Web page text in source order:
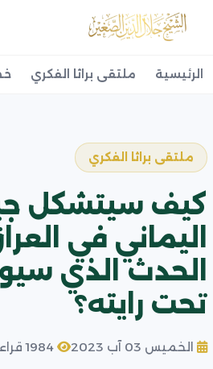
الرئيسية ملتقى براثا الفكري
ملتقى براثا الفكري
كيف سيتشكل
اليماني في
الحدث الذي
تحت رايته؟
الخميس 03 آب 2023